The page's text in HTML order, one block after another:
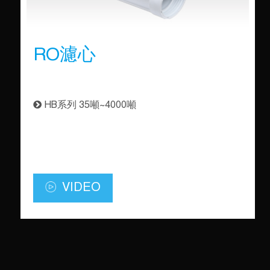
RO濾心
HB系列 35噸~4000噸
VIDEO